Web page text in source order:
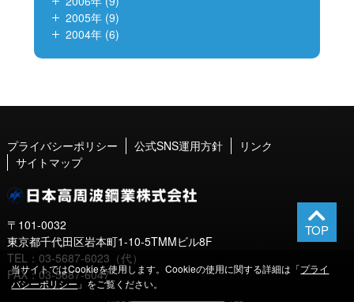
2005年 (9)
2004年 (6)
プライバシーポリシー 公式SNS運用方針
リンク
サイトマップ
〒101-0032
東京都千代田区岩本町1-10-5TMMビル8F
TEL：03-5687-6023（代）
FAX：03-5687-6047
当サイトではCookieを使用します。Cookieの使用に関する詳細は「プライ
バシーポリシー 」をご覧ください。